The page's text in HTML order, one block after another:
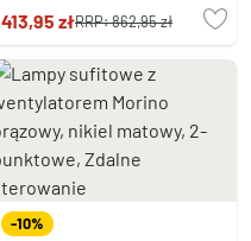
413,95 złRRP:862,95 zł
-10%